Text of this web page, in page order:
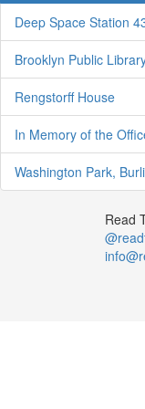
Deep Space Station
Brooklyn Public
Rengstorff House
In Memory of the
Washington Park,
Read